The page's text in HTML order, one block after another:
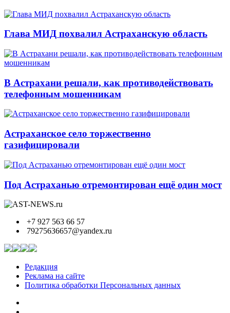
Глава МИД похвалил Астраханскую область
В Астрахани решали, как противодействовать
телефонным мошенникам
Астраханское село торжественно
газифицировали
Под Астраханью отремонтирован ещё один мост
+7 927 563 66 57
79275636657@yandex.ru
Редакция
Реклама на сайте
Политика обработки Персональных данных